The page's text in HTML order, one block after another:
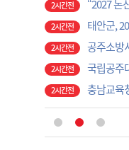
2시간전
2시간전
2시간전
2시간전
2시간전
6분전 태안군,
16분전